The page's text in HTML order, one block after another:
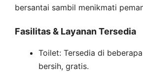
bersantai sambil menikmati
Fasilitas & Layanan Tersedia
Toilet: Tersedia di
bersih, gratis.